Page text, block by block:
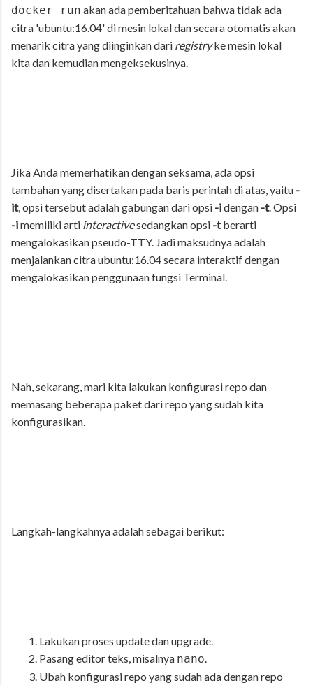
docker run akan ada pemberitahuan bahwa tidak ada
citra 'ubuntu:16.04' di mesin lokal dan secara otomatis akan
menarik citra yang diinginkan dari registryke mesin lokal
kita dan kemudian mengeksekusinya.
Jika Anda memerhatikan dengan seksama, ada opsi
tambahan yang disertakan pada baris perintah di atas, yaitu -
it, opsi tersebut adalah gabungan dari opsi -idengan -t. Opsi
-imemiliki arti interactivesedangkan opsi -tberarti
mengalokasikan pseudo-TTY. Jadi maksudnya adalah
menjalankan citra ubuntu:16.04 secara interaktif dengan
mengalokasikan penggunaan fungsi Terminal.
Nah, sekarang, mari kita lakukan konfigurasi repo dan
memasang beberapa paket dari repo yang sudah kita
konfigurasikan.
Langkah-langkahnya adalah sebagai berikut:
Lakukan proses update dan upgrade.
Pasang editor teks, misalnya nano
Ubah konfigurasi repo yang sudah ada dengan repo